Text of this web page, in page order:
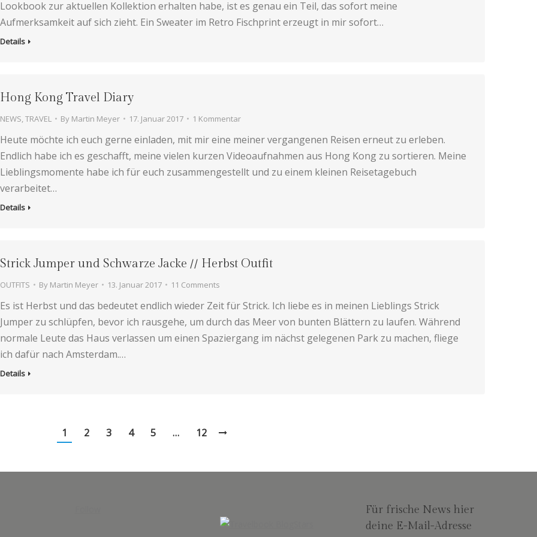
Lookbook zur aktuellen Kollektion erhalten habe, ist es genau ein Teil, das sofort meine
Aufmerksamkeit auf sich zieht. Ein Sweater im Retro Fischprint erzeugt in mir sofort…
Details
Hong Kong Travel Diary
NEWS TRAVEL By Martin Meyer 17. Januar 2017 1 Kommentar
Heute möchte ich euch gerne einladen, mit mir eine meiner vergangenen Reisen erneut zu erleben.
Endlich habe ich es geschafft, meine vielen kurzen Videoaufnahmen aus Hong Kong zu sortieren. Meine
Lieblingsmomente habe ich für euch zusammengestellt und zu einem kleinen Reisetagebuch
verarbeitet…
Details
Strick Jumper und Schwarze Jacke // Herbst Outfit
OUTFITS By Martin Meyer 13. Januar 2017 11 Comments
Es ist Herbst und das bedeutet endlich wieder Zeit für Strick. Ich liebe es in meinen Lieblings Strick
Jumper zu schlüpfen, bevor ich rausgehe, um durch das Meer von bunten Blättern zu laufen. Während
normale Leute das Haus verlassen um einen Spaziergang im nächst gelegenen Park zu machen, fliege
ich dafür nach Amsterdam.…
Details
1 2 3 4 5 … 12
Für frische News hier
deine E-Mail-Adresse